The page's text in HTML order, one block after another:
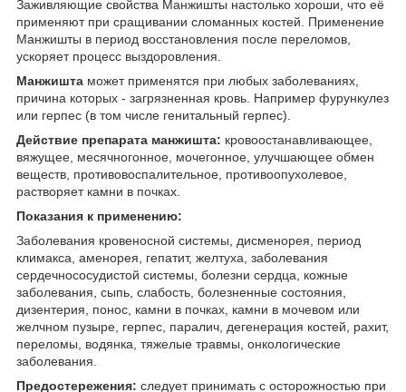
Заживляющие свойства Манжишты настолько хороши, что её
применяют при сращивании сломанных костей. Применение
Манжишты в период восстановления после переломов,
ускоряет процесс выздоровления.
Манжишта может применятся при любых заболеваниях,
причина которых - загрязненная кровь. Например фурункулез
или герпес (в том числе генитальный герпес).
Действие препарата манжишта: кровоостанавливающее,
вяжущее, месячногонное, мочегонное, улучшающее обмен
веществ, противовоспалительное, противоопухолевое,
растворяет камни в почках.
Показания к применению:
Заболевания кровеносной системы, дисменорея, период
климакса, аменорея, гепатит, желтуха, заболевания
сердечнососудистой системы, болезни сердца, кожные
заболевания, сыпь, слабость, болезненные состояния,
дизентерия, понос, камни в почках, камни в мочевом или
желчном пузыре, герпес, паралич, дегенерация костей, рахит,
переломы, водянка, тяжелые травмы, онкологические
заболевания.
Предостережения: следует принимать с осторожностью при